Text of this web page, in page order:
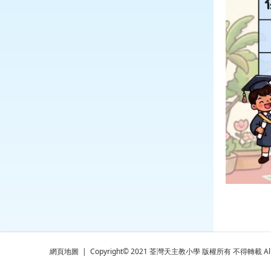
網頁地圖 | Copyright© 2021 荃灣天主教小學 版權所有 不得轉載